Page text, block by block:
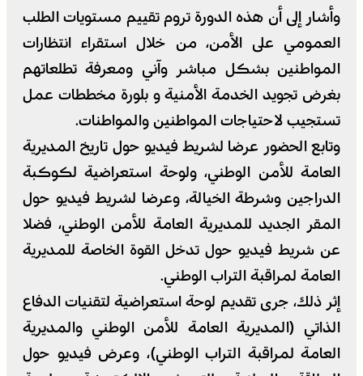
وأشار إلى أن هذه الدورة تروم تقييم مستويات الطلب
العمومي على الأمن، من خلال استقراء انتظارات
المواطنين بشكل مباشر وآني ومعرفة تطلعاتهم
بغرض تجويد الخدمة الأمنية و بلورة مخططات عمل
تستجيب لاحتياجات المواطنين والمواطنات.
وتابع الحضور عرضا لشريط فيديو حول تاريخ المديرية
العامة للأمن الوطني، ولوحة استعراضية لكوكبة
الدراجين وشرطة الخيالة، وعرضا لشريط فيديو حول
المقر الجديد للمديرية العامة للأمن الوطني، فضلا
عن شريط فيديو حول تدخل القوة الخاصة للمديرية
العامة لمراقبة التراب الوطني.
إثر ذلك، جرى تقديم لوحة استعراضية لتقنيات الدفاع
الذاتي (المديرية العامة للأمن الوطني والمديرية
العامة لمراقبة التراب الوطني)، وعرض فيديو حول